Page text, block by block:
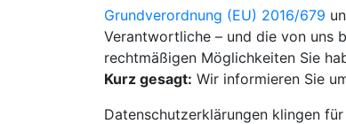
Grundverordnung (EU) 2016/679
Verantwortliche – und die von uns
rechtmäßigen Möglichkeiten Sie
Kurz gesagt: Wir informieren Sie
Datenschutzerklärungen klingen